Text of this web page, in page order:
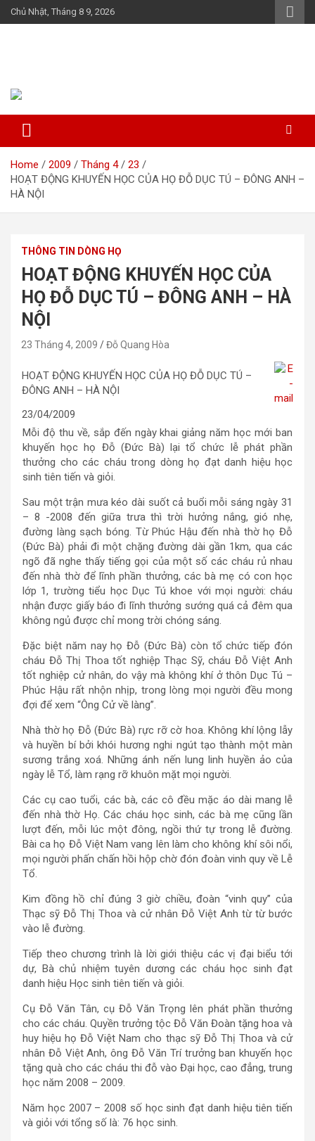
Skip
to
Chủ Nhật, Tháng 8 9, 2026
Home 2009 Tháng 4
23
HOẠT ĐỘNG KHUYẾN HỌC CỦA HỌ ĐỖ DỤC TÚ – ĐÔNG ANH –
HÀ NỘI
THÔNG TIN DÒNG HỌ
HOẠT ĐỘNG KHUYẾN HỌC CỦA
HỌ ĐỖ DỤC TÚ – ĐÔNG ANH – HÀ
NỘI
23 Tháng 4, 2009 Đỗ Quang Hòa
HOẠT ĐỘNG KHUYẾN HỌC CỦA HỌ ĐỖ DỤC TÚ –
ĐÔNG ANH – HÀ NỘI
23/04/2009
Mỗi độ thu về, sắp đến ngày khai giảng năm học mới ban
khuyến học họ Đỗ (Đức Bà) lại tổ chức lễ phát phần
thưởng cho các cháu trong dòng họ đạt danh hiệu học
sinh tiên tiến và giỏi.
Sau một trận mưa kéo dài suốt cả buổi mỗi sáng ngày 31
– 8 -2008 đến giữa trưa thì trời hưởng nắng, gió nhẹ,
đường làng sạch bóng. Từ Phúc Hậu đến nhà thờ họ Đỗ
(Đức Bà) phải đi một chặng đường dài gần 1km, qua các
ngõ đã nghe thấy tiếng gọi của một số các cháu rủ nhau
đến nhà thờ để lĩnh phần thưởng, các bà mẹ có con học
lớp 1, trường tiểu học Dục Tú khoe với mọi người: cháu
nhận được giấy báo đi lĩnh thưởng sướng quá cả đêm qua
không ngủ được chỉ mong trời chóng sáng.
Đặc biệt năm nay họ Đỗ (Đức Bà) còn tổ chức tiếp đón
cháu Đỗ Thị Thoa tốt nghiệp Thạc Sỹ, cháu Đỗ Việt Anh
tốt nghiệp cử nhân, do vậy mà không khí ở thôn Dục Tú –
Phúc Hậu rất nhộn nhịp, trong lòng mọi người đều mong
đợi để xem “Ông Cử về làng”.
Nhà thờ họ Đỗ (Đức Bà) rực rỡ cờ hoa. Không khí lộng lẫy
và huyền bí bởi khói hương nghi ngút tạo thành một màn
sương trắng xoá. Những ánh nến lung linh huyền ảo của
ngày lễ Tổ, làm rạng rỡ khuôn mặt mọi người.
Các cụ cao tuổi, các bà, các cô đều mặc áo dài mang lễ
đến nhà thờ Họ. Các cháu học sinh, các bà mẹ cũng lần
lượt đến, mỗi lúc một đông, ngồi thứ tự trong lễ đường.
Bài ca họ Đỗ Việt Nam vang lên làm cho không khí sôi nổi,
mọi người phấn chấn hồi hộp chờ đón đoàn vinh quy về Lễ
Tổ.
Kim đồng hồ chỉ đúng 3 giờ chiều, đoàn “vinh quy” của
Thạc sỹ Đỗ Thị Thoa và cử nhân Đỗ Việt Anh từ từ bước
vào lễ đường.
Tiếp theo chương trình là lời giới thiệu các vị đại biểu tới
dự, Bà chủ nhiệm tuyên dương các cháu học sinh đạt
danh hiệu Học sinh tiên tiến và giỏi.
Cụ Đỗ Văn Tân, cụ Đỗ Văn Trọng lên phát phần thưởng
cho các cháu. Quyền trưởng tộc Đỗ Văn Đoàn tặng hoa và
huy hiệu họ Đỗ Việt Nam cho thạc sỹ Đỗ Thị Thoa và cử
nhân Đỗ Việt Anh, ông Đỗ Văn Trí trưởng ban khuyến học
tặng quà cho các cháu thi đỗ vào Đại học, cao đẳng, trung
học năm 2008 – 2009.
Năm học 2007 – 2008 số học sinh đạt danh hiệu tiên tiến
và giỏi với tổng số là: 76 học sinh.